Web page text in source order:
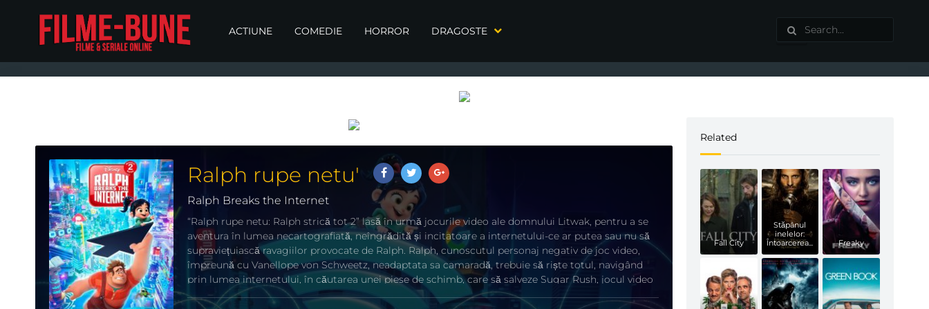
ACTIUNE COMEDIE HORROR DRAGOSTE
Ralph rupe netu'
Ralph Breaks the Internet
“Ralph rupe netu: Ralph strică tot 2” lasă în urmă jocurile video ale domnului Litwak, pentru a se
aventura în lumea necartografiată, neîngrădită și incitatoare a internetului-ce ar putea sau nu să
supraviețuiască ravagiilor provocate de Ralph. Ralph, cunoscutul personaj negativ de joc video,
împreună cu Vanellope von Schweetz, neadaptata sa camaradă, trebuie să riște totul, navigând
prin lumea internetului, în căutarea unei piese de schimb, care să salveze Sugar Rush, jocul video
al Vanellopei. Vârâți până peste cap în situații pe care nu le înțeleg, Ralph și Vanellope ajung să se
Related
Fall City
Stăpânul
inelelor:
Întoarcerea...
Freaky